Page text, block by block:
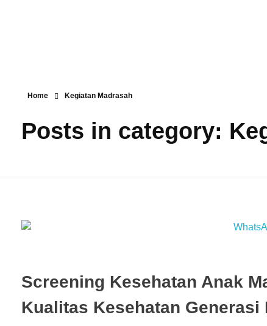
Home Kegiatan Madrasah
Posts in category:
Screening Kesehatan Anak
Kualitas Kesehatan Generasi